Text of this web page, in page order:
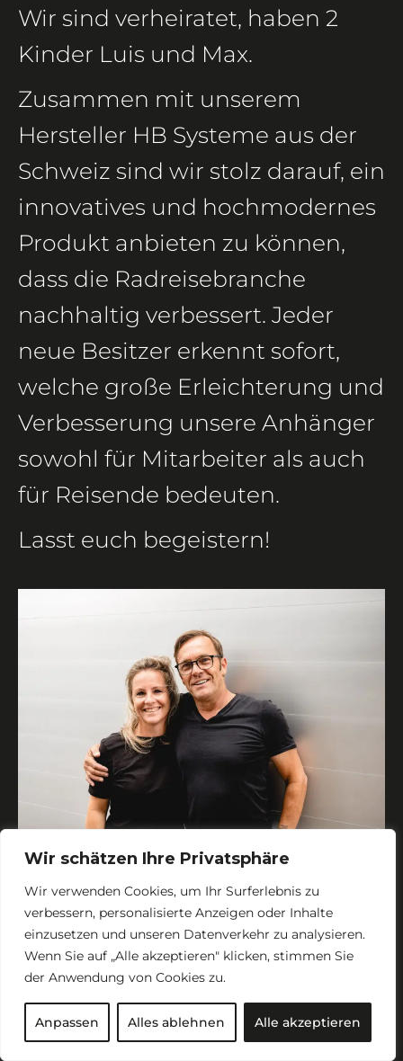
Wir schätzen Ihre Privatsphäre
Wir verwenden Cookies, um Ihr Surferlebnis zu
verbessern, personalisierte Anzeigen oder Inhalte
einzusetzen und unseren Datenverkehr zu analysieren.
Wenn Sie auf „Alle akzeptieren" klicken, stimmen Sie
der Anwendung von Cookies zu.
Anpassen Alles ablehnen Alle akzeptieren
Wir sind verheiratet, haben 2
Kinder Luis und Max.
Zusammen mit unserem
Hersteller HB Systeme aus der
Schweiz sind wir stolz darauf, ein
innovatives und hochmodernes
Produkt anbieten zu können,
dass die Radreisebranche
nachhaltig verbessert. Jeder
neue Besitzer erkennt sofort,
welche große Erleichterung und
Verbesserung unsere Anhänger
sowohl für Mitarbeiter als auch
für Reisende bedeuten.
Lasst euch begeistern!